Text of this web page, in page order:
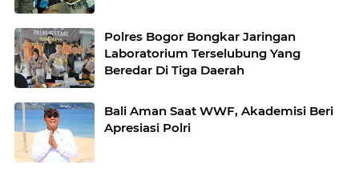
Polres Bogor Bongkar Jaringan
Laboratorium Terselubung Yang
Beredar Di Tiga Daerah
Bali Aman Saat WWF, Akademisi Beri
Apresiasi Polri